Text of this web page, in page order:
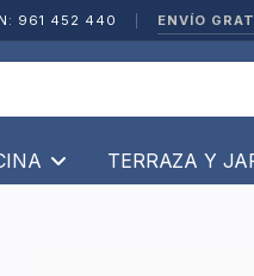
961 452 440 ENVÍO
TERRAZA Y